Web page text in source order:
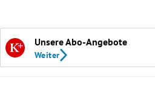
Unsere Abo-Angebote
Weiter